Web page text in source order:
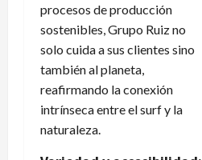
procesos de producción
sostenibles, Grupo Ruiz no
solo cuida a sus clientes sino
también al planeta,
reafirmando la conexión
intrínseca entre el surf y la
naturaleza.